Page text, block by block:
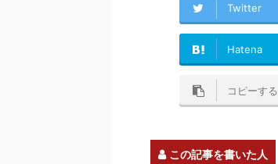
Twitter
Hatena
コピーする
この記事を書いた人